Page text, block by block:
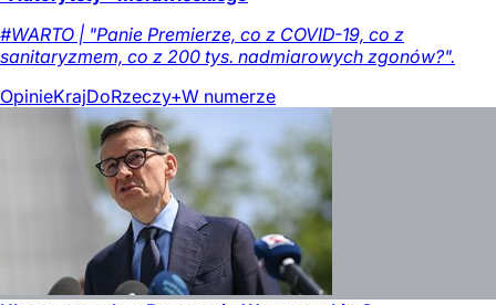
#WARTO | "Panie Premierze, co z COVID-19, co z
sanitaryzmem, co z 200 tys. nadmiarowych zgonów?".
OpinieKrajDoRzeczy+W numerze